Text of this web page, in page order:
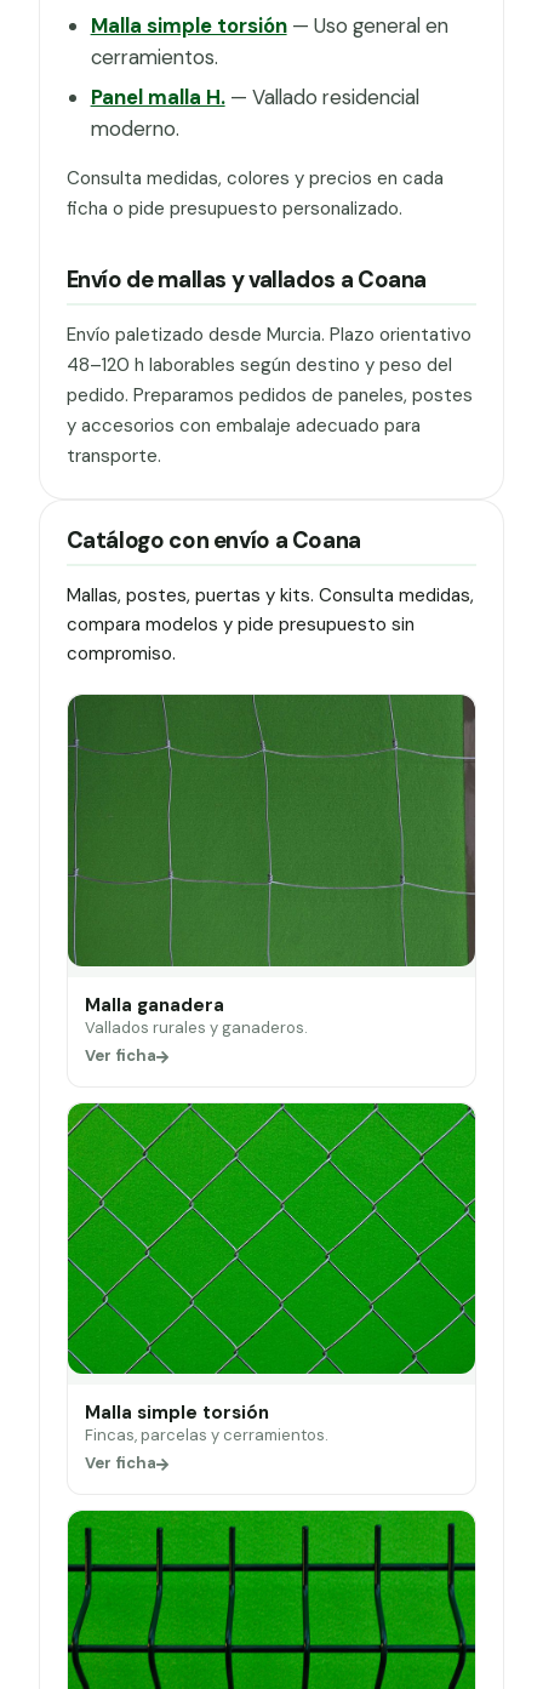
Malla simple torsión— Uso general en
cerramientos.
Panel malla H.— Vallado residencial
moderno.
Consulta medidas, colores y precios en cada
ficha o pide presupuesto personalizado.
Envío de mallas y vallados a Coana
Envío paletizado desde Murcia. Plazo orientativo
48–120 h laborables según destino y peso del
pedido. Preparamos pedidos de paneles, postes
y accesorios con embalaje adecuado para
transporte.
Catálogo con envío a Coana
Mallas, postes, puertas y kits. Consulta medidas,
compara modelos y pide presupuesto sin
compromiso.
Malla ganadera
Vallados rurales y ganaderos.
Ver ficha
Malla simple torsión
Fincas, parcelas y cerramientos.
Ver ficha